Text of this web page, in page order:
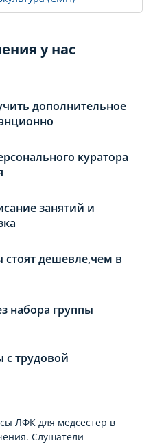
у нас
дополнительное
куратора
занятий и
дешевле,чем в
набора группы
трудовой
ЛФК для медсестер в
Слушатели